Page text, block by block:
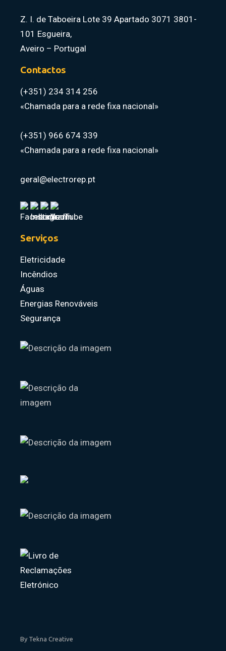
Z. I. de Taboeira Lote 39 Apartado 3071 3801-
101 Esgueira,
Aveiro – Portugal
Contactos
(+351) 234 314 256
«Chamada para a rede fixa nacional»
(+351) 966 674 339
«Chamada para a rede fixa nacional»
geral@electrorep.pt
Serviços
Eletricidade
Incêndios
Águas
Energias Renováveis
Segurança
By Tekna Creative